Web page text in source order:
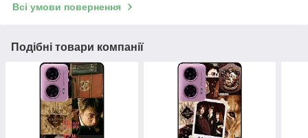
Всі умови повернення
Подібні товари компанії